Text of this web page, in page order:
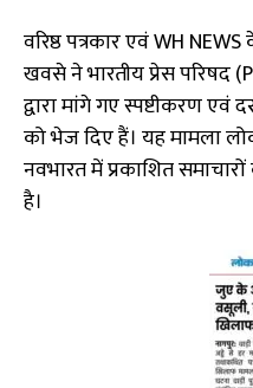
वरिष्ठ पत्रकार एवं WH
खवसे ने भारतीय प्रेस परिषद
द्वारा मांगे गए स्पष्टीकरण एवं
को भेज दिए हैं। यह मामला
नवभारत में प्रकाशित
है।